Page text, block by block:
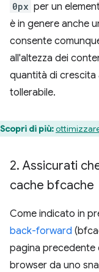
0px per un
è in genere anche
consente
all'altezza dei
quantità di crescita
tollerabile.
Scopri di più:
2. Assicurati
cache bfcache
Come indicato in
back-forward
pagina precedente
browser da uno